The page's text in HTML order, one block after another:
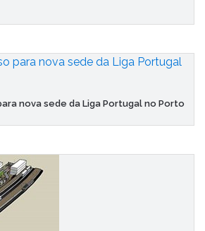
nova sede da Liga Portugal no Porto